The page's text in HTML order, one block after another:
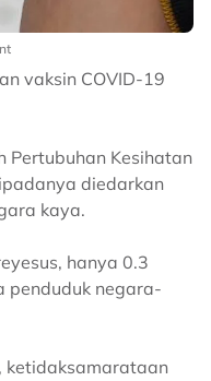
vaksin COVID-19
Pertubuhan Kesihatan
diedarkan
kaya.
hanya 0.3
penduduk negara-
ketidaksamarataan